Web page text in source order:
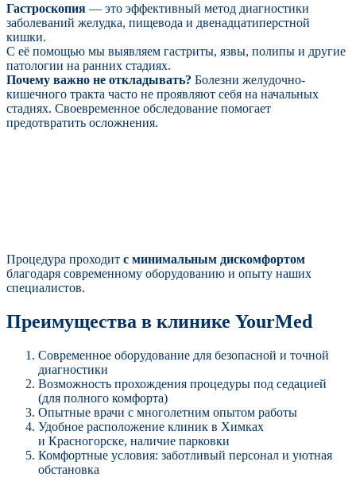
Гастроскопия — это эффективный метод диагностики
заболеваний желудка, пищевода и двенадцатиперстной
кишки.
С её помощью мы выявляем гастриты, язвы, полипы и другие
патологии на ранних стадиях.
Почему важно не откладывать? Болезни желудочно-
кишечного тракта часто не проявляют себя на начальных
стадиях. Своевременное обследование помогает
предотвратить осложнения.
Процедура проходит с минимальным дискомфортом
благодаря современному оборудованию и опыту наших
специалистов.
Преимущества в клинике YourMed
Современное оборудование для безопасной и точной
диагностики
Возможность прохождения процедуры под седацией
(для полного комфорта)
Опытные врачи с многолетним опытом работы
Удобное расположение клиник в Химках
и Красногорске, наличие парковки
Комфортные условия: заботливый персонал и уютная
обстановка